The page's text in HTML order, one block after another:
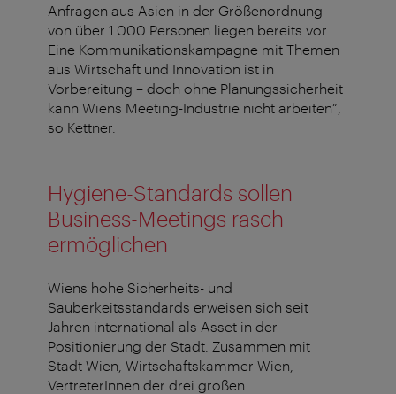
Anfragen aus Asien in der Größenordnung
von über 1.000 Personen liegen bereits vor.
Eine Kommunikationskampagne mit Themen
aus Wirtschaft und Innovation ist in
Vorbereitung – doch ohne Planungssicherheit
kann Wiens Meeting-Industrie nicht arbeiten“,
so Kettner.
Hygiene-Standards sollen
Business-Meetings rasch
ermöglichen
Wiens hohe Sicherheits- und
Sauberkeitsstandards erweisen sich seit
Jahren international als Asset in der
Positionierung der Stadt. Zusammen mit
Stadt Wien, Wirtschaftskammer Wien,
VertreterInnen der drei großen